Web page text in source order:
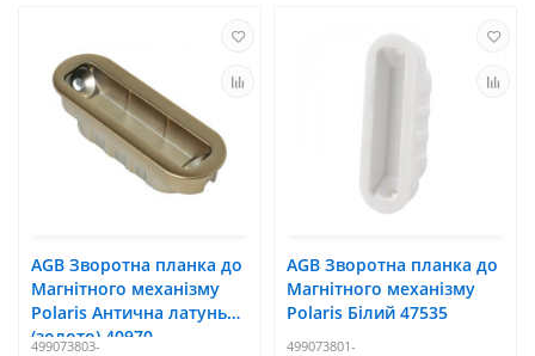
AGB Зворотна планка до
Магнітного механізму
Polaris Антична латунь
(золото) 40970
499073803-
AGB Зворотна планка до
Магнітного механізму
Polaris Білий 47535
499073801-